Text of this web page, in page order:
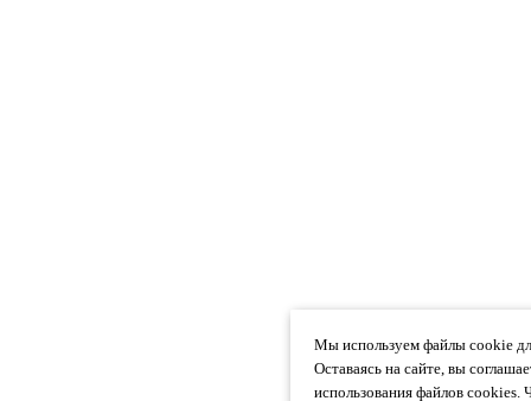
Мы используем файлы cookie
Оставаясь на сайте, вы
использования файлов cookies.